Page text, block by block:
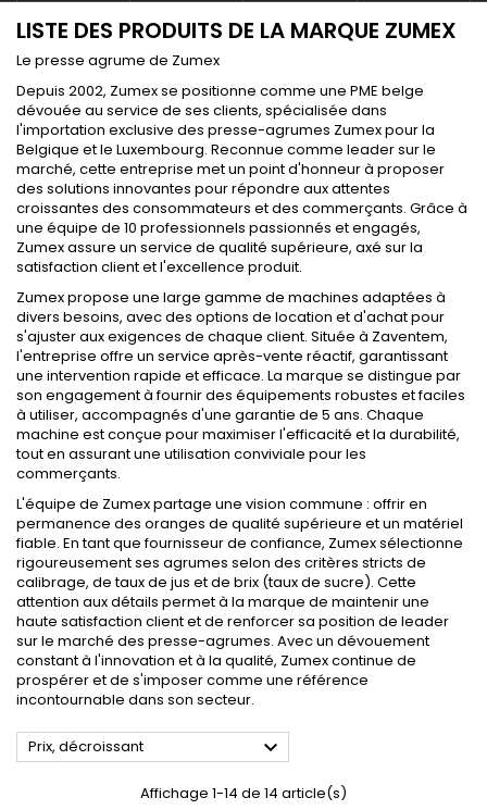
LISTE DES PRODUITS DE LA MARQUE ZUMEX
Le presse agrume de Zumex
Depuis 2002, Zumex se positionne comme une PME belge
dévouée au service de ses clients, spécialisée dans
l'importation exclusive des presse-agrumes Zumex pour la
Belgique et le Luxembourg. Reconnue comme leader sur le
marché, cette entreprise met un point d'honneur à proposer
des solutions innovantes pour répondre aux attentes
croissantes des consommateurs et des commerçants. Grâce à
une équipe de 10 professionnels passionnés et engagés,
Zumex assure un service de qualité supérieure, axé sur la
satisfaction client et l'excellence produit.
Zumex propose une large gamme de machines adaptées à
divers besoins, avec des options de location et d'achat pour
s'ajuster aux exigences de chaque client. Située à Zaventem,
l'entreprise offre un service après-vente réactif, garantissant
une intervention rapide et efficace. La marque se distingue par
son engagement à fournir des équipements robustes et faciles
à utiliser, accompagnés d'une garantie de 5 ans. Chaque
machine est conçue pour maximiser l'efficacité et la durabilité,
tout en assurant une utilisation conviviale pour les
commerçants.
L'équipe de Zumex partage une vision commune : offrir en
permanence des oranges de qualité supérieure et un matériel
fiable. En tant que fournisseur de confiance, Zumex sélectionne
rigoureusement ses agrumes selon des critères stricts de
calibrage, de taux de jus et de brix (taux de sucre). Cette
attention aux détails permet à la marque de maintenir une
haute satisfaction client et de renforcer sa position de leader
sur le marché des presse-agrumes. Avec un dévouement
constant à l'innovation et à la qualité, Zumex continue de
prospérer et de s'imposer comme une référence
incontournable dans son secteur.
Prix, décroissant 
Affichage 1-14 de 14 article(s)